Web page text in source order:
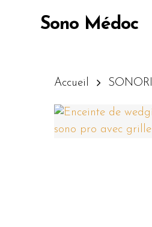
Appuyez sur
Sono Médoc
Accueil